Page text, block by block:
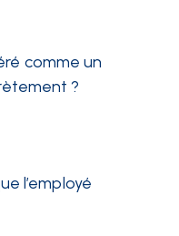
comme un
?
l’employé